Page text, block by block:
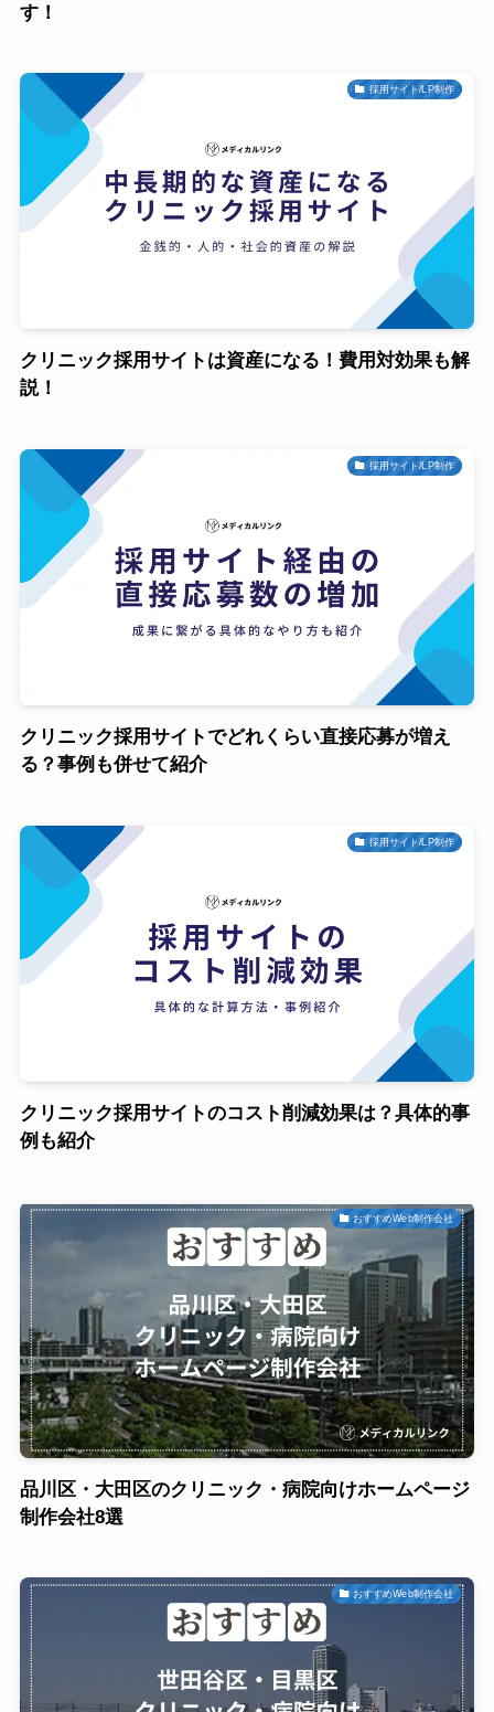
す！
採用サイト/LP制作
クリニック採用サイトは資産になる！費用対効果も解
説！
採用サイト/LP制作
クリニック採用サイトでどれくらい直接応募が増え
る？事例も併せて紹介
採用サイト/LP制作
クリニック採用サイトのコスト削減効果は？具体的事
例も紹介
おすすめWeb制作会社
品川区・大田区のクリニック・病院向けホームページ
制作会社8選
おすすめWeb制作会社